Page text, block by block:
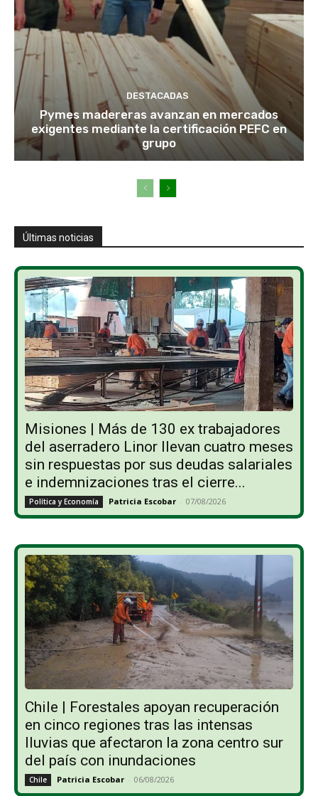
DESTACADAS
Pymes madereras avanzan en mercados
exigentes mediante la certificación PEFC en
grupo
Últimas noticias
Misiones | Más de 130 ex trabajadores
del aserradero Linor llevan cuatro meses
sin respuestas por sus deudas salariales
e indemnizaciones tras el cierre...
Política y Economía Patricia Escobar - 07/08/2026
Chile | Forestales apoyan recuperación
en cinco regiones tras las intensas
lluvias que afectaron la zona centro sur
del país con inundaciones
Chile Patricia Escobar - 06/08/2026